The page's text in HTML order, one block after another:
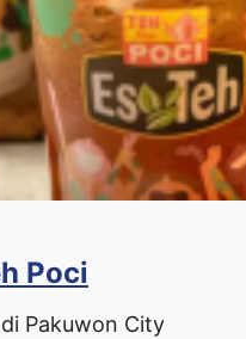
Poci
Pakuwon City